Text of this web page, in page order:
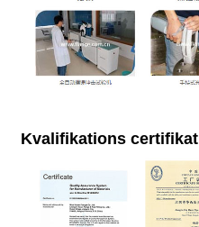
Kvalifikations certifikat